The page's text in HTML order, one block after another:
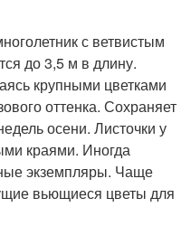
с ветвистым
до 3,5 м в длину.
крупными цветками
оттенка. Сохраняет
осени. Листочки у
краями. Иногда
экземпляры. Чаще
вьющиеся цветы для